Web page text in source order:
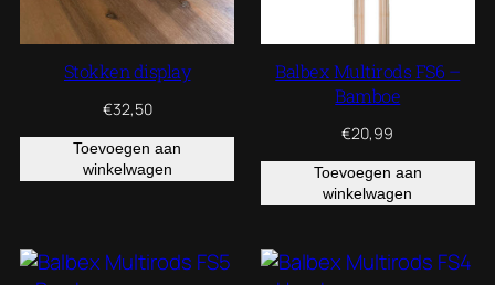
Stokken display
€32,50
Toevoegen aan
winkelwagen
Balbex Multirods FS6 –
Bamboe
€20,99
Toevoegen aan
winkelwagen